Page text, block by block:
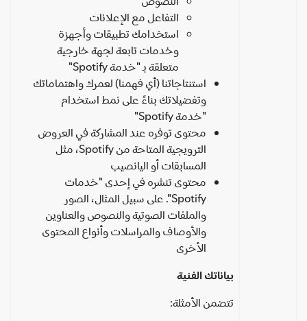
التفاعل مع الإعلانات
استخدامك تطبيقات وأجهزة
وخدمات تابعة لجهة خارجية
متعلقة بـ "خدمة Spotify"
استنتاجاتنا (أي فهمنا) لعمرك واهتماماتك
وتفضيلاتك بناءً على نمط استخدام
"خدمة Spotify"
محتوى توفره عند المشاركة في العروض
الترويجية المتاحة من Spotify، مثل
المسابقات أو اليانصيب
محتوى تنشره في إحدى "خدمات
Spotify". على سبيل المثال، الصور
والملفات الصوتية والنصوص والعناوين
والأوصاف والمراسلات وأنواع المحتوى
الأخرى
بياناتك الفنية
تتضمن الأمثلة: